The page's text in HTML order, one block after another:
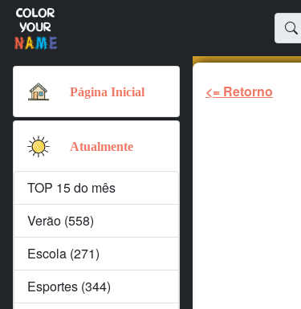
Página Inicial
Atualmente
TOP 15 do mês
Verão (558)
Escola (271)
Esportes (344)
<= Retorno